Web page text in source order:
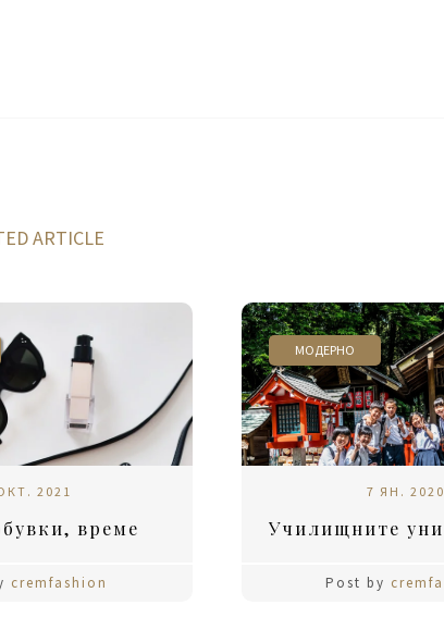
ARTICLE
2021
време
cremfashion
МОДЕРНО
7 ЯН. 2020
Post by